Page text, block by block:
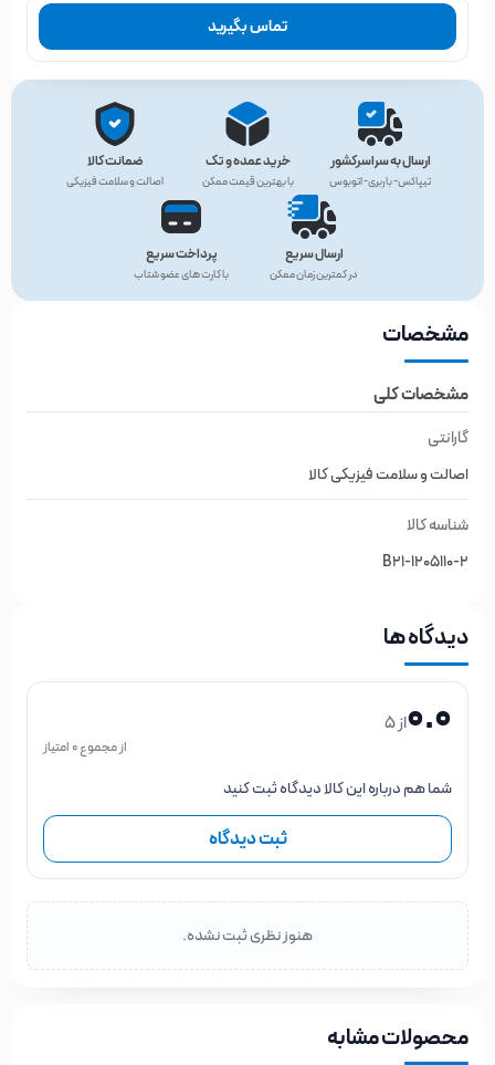
تماس بگیرید
ارسال به سراسرکشور
تیپاکس- باربری- اتوبوس
خرید عمده و تک
با بهترین قیمت ممکن
ضمانت کالا
اصالت و سلامت فیزیکی
ارسال سریع
در کمترین زمان ممکن
پرداخت سریع
با کارت های عضو شتاب
مشخصات
مشخصات کلی
گارانتی
اصالت و سلامت فیزیکی کالا
شناسه کالا
B21-1205110-2
دیدگاه ها
0.0از 5
از مجموع 0 امتیاز
شما هم درباره این کالا دیدگاه ثبت کنید
ثبت دیدگاه
هنوز نظری ثبت نشده.
محصولات مشابه